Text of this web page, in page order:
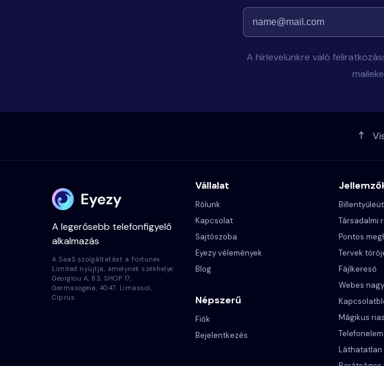
A hírlevelünkre való
A legerősebb telefonfigyelő
alkalmazás
A SaaS szolgáltatást a Fortunex
Limited nyújtja, amelynek székhelye:
Georgiou A, 83, SHOP 17,
Germasogeia, 4047, Limassol,
Ciprus.
Vállalat
Rólunk
Kapcsolat
Sajtószoba
Eyezy vélemények
Blog
Népszerű
Fiók
Bejelentkezés
Társadalmi
Pontos
Tervek
Fájlkereső
Webes
Mágikus
Láthatatlan